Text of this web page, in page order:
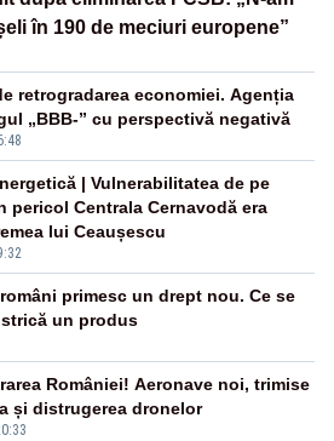
în 190 de meciuri europene”
retrogradarea economiei. Agenția
„BBB-” cu perspectivă negativă
| Vulnerabilitatea de pe
pericol Centrala Cernavodă era
lui Ceaușescu
primesc un drept nou. Ce se
un produs
României! Aeronave noi, trimise
și distrugerea dronelor